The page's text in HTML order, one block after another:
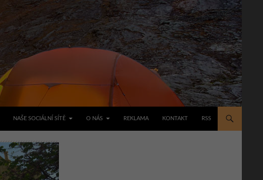
NAŠE SOCIÁLNÍ SÍTĚ O NÁS REKLAMA KONTAKT RSS